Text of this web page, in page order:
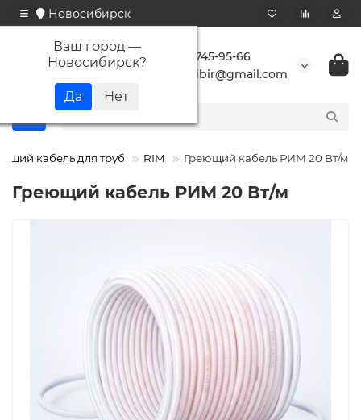
Новосибирск
Ваш город —
Новосибирск?
+7 923 745-95-66
buransibir@gmail.com
кабель для труб RIM Греющий кабель РИМ 20 Вт/м
Греющий кабель РИМ 20 Вт/м